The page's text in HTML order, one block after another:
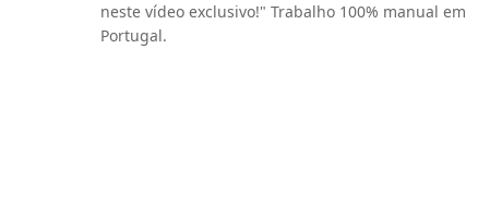
neste vídeo exclusivo!" Trabalho 100% manual em
Portugal.